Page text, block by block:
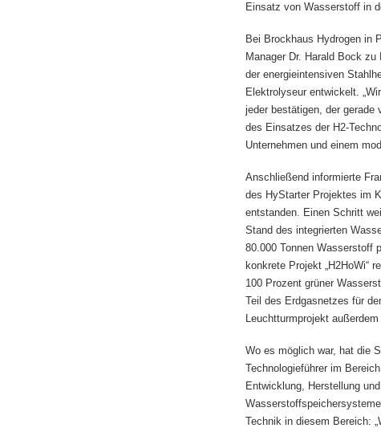
Einsatz von Wasserstoff in
Bei Brockhaus Hydrogen in
Manager Dr. Harald Bock
der energieintensiven
Elektrolyseur entwickelt.
jeder bestätigen, der gerade
des Einsatzes der H2-
Unternehmen und einem
Anschließend informierte
des HyStarter Projektes im
entstanden. Einen Schritt
Stand des integrierten
80.000 Tonnen Wasserstoff
konkrete Projekt „H2HoWi“
100 Prozent grüner
Teil des Erdgasnetzes für
Leuchtturmprojekt
Wo es möglich war, hat die
Technologieführer im
Entwicklung, Herstellung
Technik in diesem Bereich: